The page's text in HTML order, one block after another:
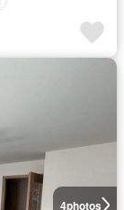
4photos